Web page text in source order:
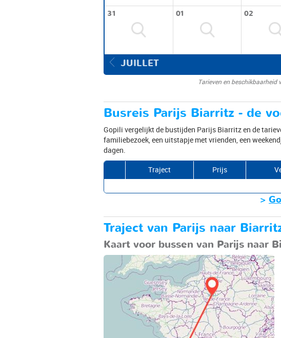
31 01 02
JUILLET
Tarieven en beschikbaarheid
Busreis Parijs Biarritz - de
Gopili vergelijkt de bustijden Parijs Biarritz en de
familiebezoek, een uitstapje met vrienden, een
dagen.
Traject
Prijs
>
Traject van Parijs naar
Kaart voor bussen van Parijs naar